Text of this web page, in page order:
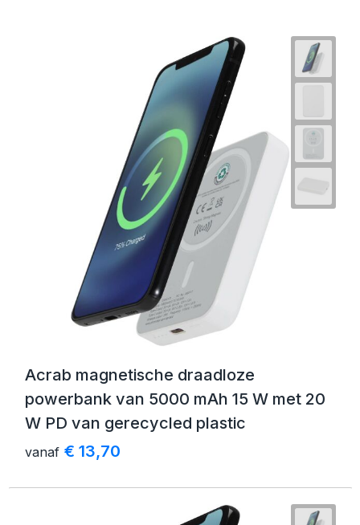
Acrab magnetische draadloze
powerbank van 5000 mAh 15 W met 20
W PD van gerecycled plastic
vanaf € 13,70